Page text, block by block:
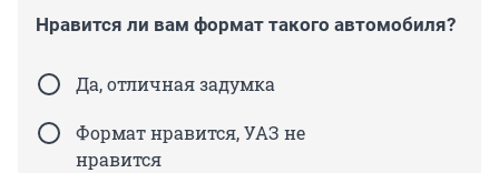
Нравится ли вам формат такого автомобиля?
Да, отличная задумка
Формат нравится, УАЗ не
нравится